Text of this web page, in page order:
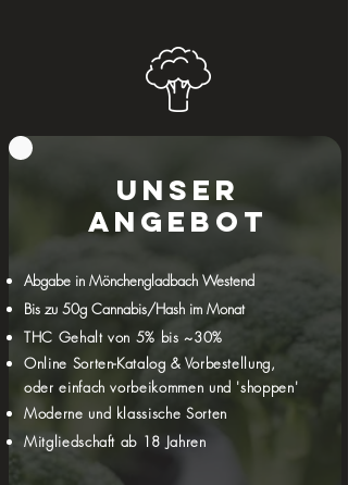
erfahrenen Grower nun endlich mit der
Produktion starten. Mitglieder ab 18
Jahren können dann ab Spätsommer
verschiedene Cannabis- und
e.V. beziehen - und zwar lokal, legal
und laborgeprüft.
Daneben werden auch Gemeinschaft
und Community  bei uns groß
geschrieben, genau wie ein
verantwortungsvoller Umgang mit dem
Unser
Angebot
Abgabe in Mönchengladbach Westend
Bis zu 50g Cannabis/Hash im Monat
THC Gehalt von 5% bis ~30%
Online Sorten-Katalog & Vorbestellung,
oder einfach vorbeikommen und 'shoppen'
Moderne und klassische Sorten
Mitgliedschaft ab 18 Jahren